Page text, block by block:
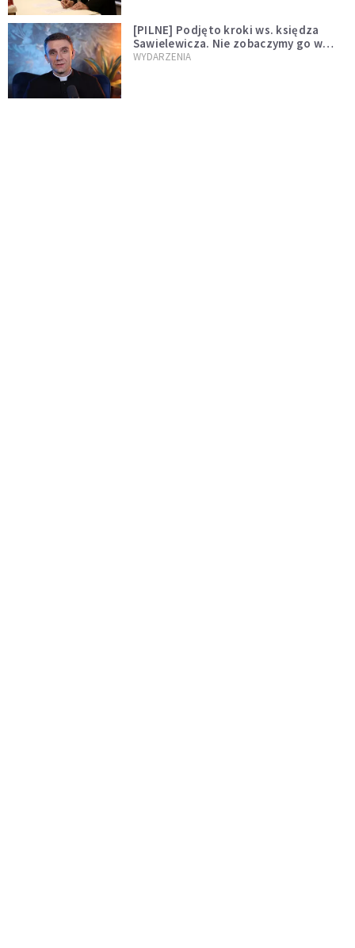
[PILNE] Podjęto kroki ws. księdza
Sawielewicza. Nie zobaczymy go w
mediach
WYDARZENIA